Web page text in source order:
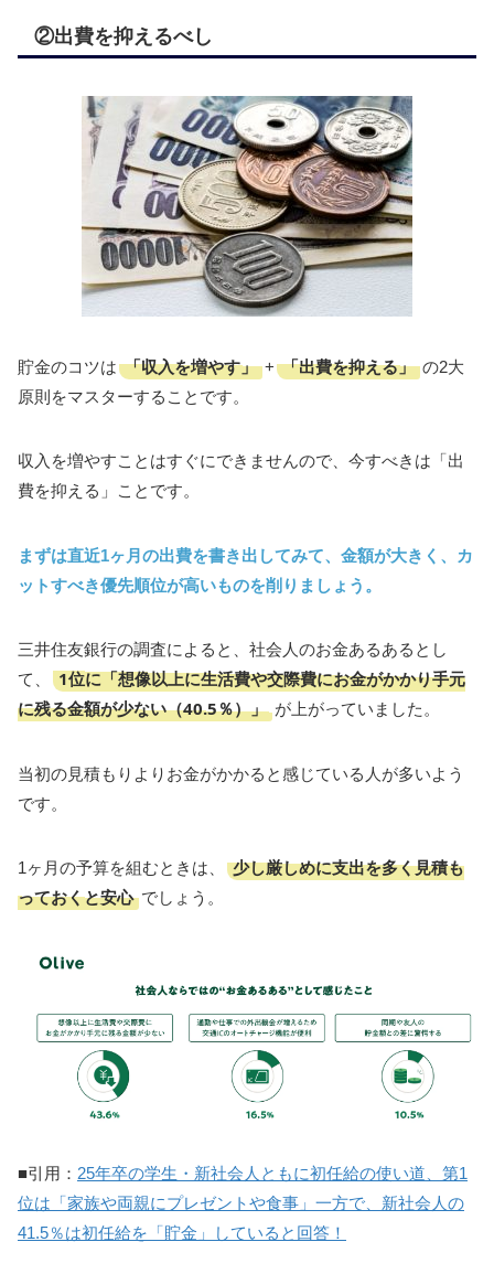
②出費を抑えるべし
貯金のコツは 「収入を増やす」 + 「出費を抑える」 の2大
原則をマスターすることです。
収入を増やすことはすぐにできませんので、今すべきは「出
費を抑える」ことです。
まずは直近1ヶ月の出費を書き出してみて、金額が大きく、カ
ットすべき優先順位が高いものを削りましょう。
三井住友銀行の調査によると、社会人のお金あるあるとし
て、
1位に「想像以上に生活費や交際費にお金がかかり手元
に残る金額が少ない（40.5％）」 が上がっていました。
当初の見積もりよりお金がかかると感じている人が多いよう
です。
1ヶ月の予算を組むときは、
少し厳しめに支出を多く見積も
っておくと安心 でしょう。
■引用： 25年卒の学生・新社会人ともに初任給の使い道、第1
位は「家族や両親にプレゼントや食事」一方で、新社会人の
41.5％は初任給を「貯金」していると回答！